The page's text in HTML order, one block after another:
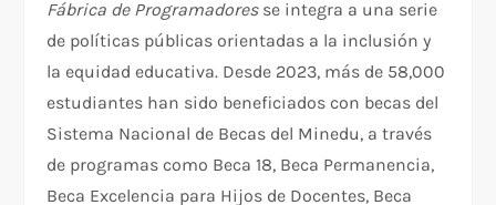
Fábrica de Programadoresse integra a una serie
de políticas públicas orientadas a la inclusión y
la equidad educativa. Desde 2023, más de 58,000
estudiantes han sido beneficiados con becas del
Sistema Nacional de Becas del Minedu, a través
de programas como Beca 18, Beca Permanencia,
Beca Excelencia para Hijos de Docentes, Beca